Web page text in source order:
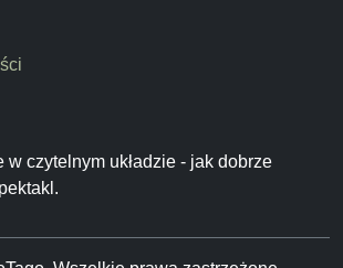
w czytelnym układzie - jak dobrze